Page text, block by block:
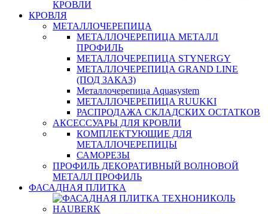
КРОВЛИ
КРОВЛЯ
МЕТАЛЛОЧЕРЕПИЦА
МЕТАЛЛОЧЕРЕПИЦА МЕТАЛЛ
ПРОФИЛЬ
МЕТАЛЛОЧЕРЕПИЦА STYNERGY
МЕТАЛЛОЧЕРЕПИЦА GRAND LINE
(ПОД ЗАКАЗ)
Металлочерепица Aquasystem
МЕТАЛЛОЧЕРЕПИЦА RUUKKI
РАСПРОДАЖА СКЛАДСКИХ ОСТАТКОВ
АКСЕССУАРЫ ДЛЯ КРОВЛИ
КОМПЛЕКТУЮЩИЕ ДЛЯ
МЕТАЛЛОЧЕРЕПИЦЫ
САМОРЕЗЫ
ПРОФИЛЬ ДЕКОРАТИВНЫЙ ВОЛНОВОЙ
МЕТАЛЛ ПРОФИЛЬ
ФАСАДНАЯ ПЛИТКА